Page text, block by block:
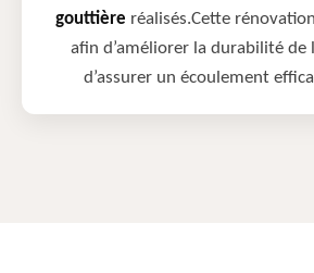
gouttière réalisés.Cette
afin d’améliorer la durabilité de
d’assurer un écoulement